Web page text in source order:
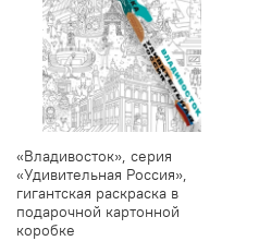
«Владивосток», серия
«Удивительная Россия»,
гигантская раскраска в
подарочной картонной
коробке